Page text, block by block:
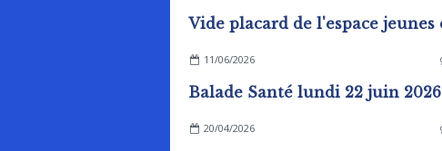
11/06/2026
Balade Santé lundi 22 juin 2026
20/04/2026